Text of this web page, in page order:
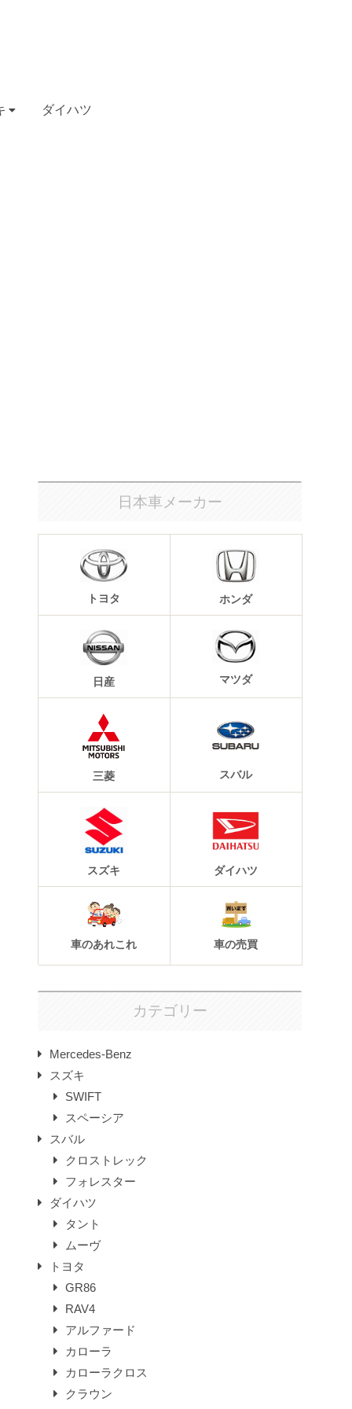
ダイハツ
日本車メーカー
トヨタ ホンダ
日産 マツダ
三菱 スバル
スズキ ダイハツ
車のあれこれ 車の売買
カテゴリー
Mercedes-Benz
スズキ
SWIFT
スペーシア
スバル
クロストレック
フォレスター
ダイハツ
タント
ムーヴ
トヨタ
GR86
RAV4
アルファード
カローラ
カローラクロス
クラウン